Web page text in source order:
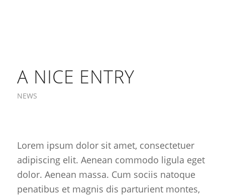
A NICE ENTRY
NEWS
Lorem ipsum dolor sit amet, consectetuer
adipiscing elit. Aenean commodo ligula eget
dolor. Aenean massa. Cum sociis natoque
penatibus et magnis dis parturient montes,